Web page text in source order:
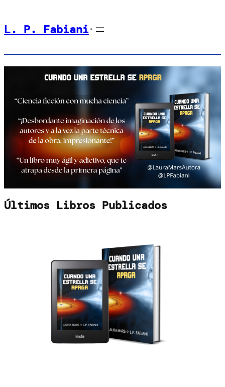
al
L. P. Fabiani•
Últimos Libros Publicados